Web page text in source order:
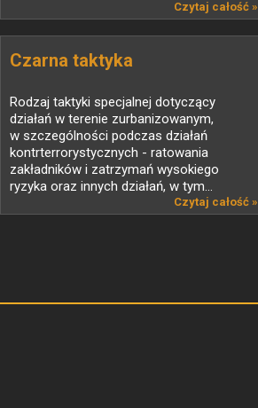
Czytaj całość »
Czarna taktyka
Rodzaj taktyki specjalnej dotyczący
działań w terenie zurbanizowanym,
w szczególności podczas działań
kontrterrorystycznych - ratowania
zakładników i zatrzymań wysokiego
ryzyka oraz innych działań, w tym...
Czytaj całość »